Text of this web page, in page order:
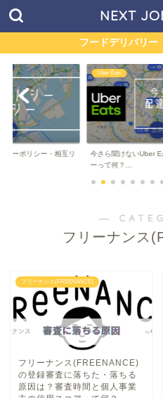
NEXT
フードデリバリ
シーポリシー・相互リ
Uber Eats
今さら聞けないUber
ーって何？...
―
フリーナンス
フリーナンス(FREENANCE)
フリーナンス(FREENANCE)
の登録審査に落ちた・落ちる
原因は？審査時間と個人事業